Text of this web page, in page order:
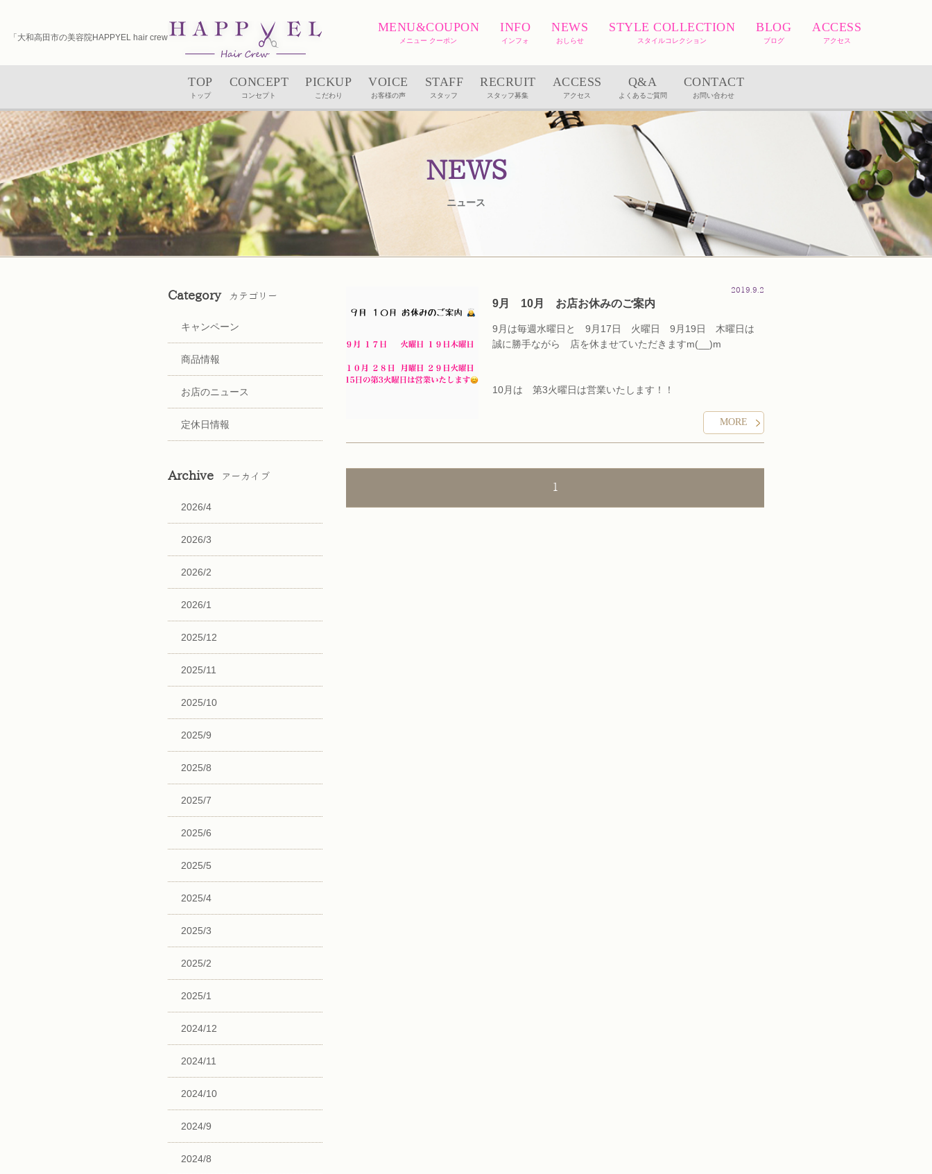
「大和高田市の美容院HAPPYEL hair crew（ハピエル）｜ユルルカヘッドスパ」
MENU&COUPON
メニュー クーポン
INFO
インフォ
NEWS
おしらせ
STYLE COLLECTION
スタイルコレクション
BLOG
ブログ
ACCESS
アクセス
TOP
トップ
CONCEPT
コンセプト
PICKUP
こだわり
VOICE
お客様の声
STAFF
スタッフ
RECRUIT
スタッフ募集
ACCESS
アクセス
Q&A
よくあるご質問
CONTACT
お問い合わせ
NEWS
ニュース
2019.9.2
9月 10月 お店お休みのご案内
9月は毎週水曜日と 9月17日 火曜日 9月19日 木曜日は
誠に勝手ながら 店を休ませていただきますm(__)m
10月は 第3火曜日は営業いたします！！
10月28日 月曜日 29日火曜日は 福祉美容士の 資格 取
得研修の為誠に勝手ながらお休みさせていただきますm(__)m
MORE
1
Category カテゴリー
キャンペーン
商品情報
お店のニュース
定休日情報
Archive アーカイブ
2026/4
2026/3
2026/2
2026/1
2025/12
2025/11
2025/10
2025/9
2025/8
2025/7
2025/6
2025/5
2025/4
2025/3
2025/2
2025/1
2024/12
2024/11
2024/10
2024/9
2024/8